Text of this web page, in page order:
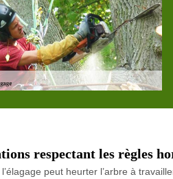
respectant les règles
peut heurter l’arbre à